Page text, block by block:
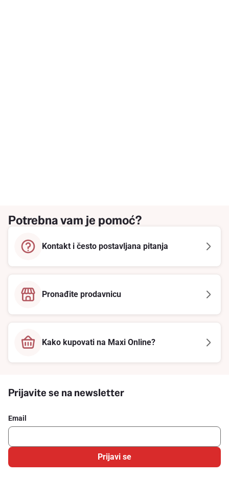
Potrebna vam je pomoć?
Kontakt i često postavljana pitanja
Pronađite prodavnicu
Kako kupovati na Maxi Online?
Prijavite se na newsletter
Email
Prijavi se